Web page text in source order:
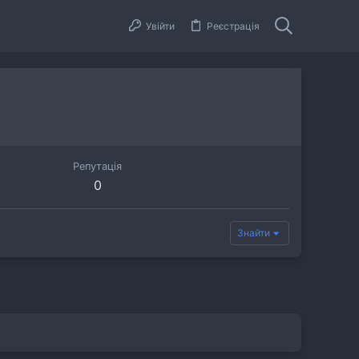
Увійти Реєстрація
Репутація
0
Знайти